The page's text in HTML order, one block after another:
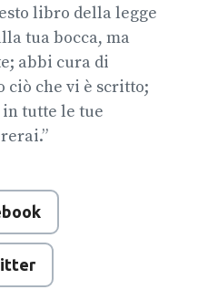
libro della legge
tua bocca, ma
abbi cura di
che vi è scritto;
tutte le tue